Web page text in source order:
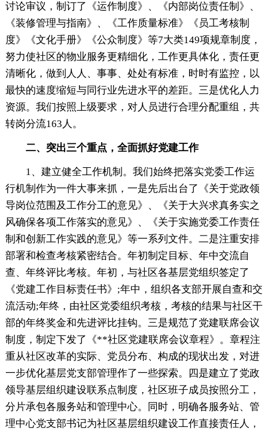
讨论审议，制订了《运作制度》、《内部岗位责任制》、
《装修管理与指南》、《工作质量标准》《员工考核制
度》《文化手册》《公众制度》等7大类149项规章制度，
努力使社区的物业服务更精细化，工作更具体化，责任更
清晰化，做到人人、事事、处处有标准，时时有监控，以
最快的速度缩短与同行业先进水平的差距。三是优化人力
资源。我们按照上级要求，对人员进行合理分配重组，共
转岗分流163人。
二、突出三个重点，全面抓好党建工作
1、建立健全工作机制。我们始终把落实党委工作运
行机制作为一件大事来抓，一是先后出台了《关于党政领
导岗位范围及工作分工的意见》、《关于大兴求真务实之
风确保各项工作落实的意见》、《关于实施党委工作责任
制和创新工作实践的意见》等一系列文件。二是注重安排
部署和检查考核紧密结合。年初制定目标、年中交流自
查、年终评比考核。年初，与社区各基层党组织签定了
《党建工作目标责任书》;年中，组织各支部开展自查和交
流活动;年终，由社区党委组织考核，考核的结果与社区干
部的年终奖金和先进评比挂钩。三是规范了党建联席会议
制度，制定下发了《**社区党建联席会议章程》。章程注
重从社区改革的实际、党员分布、构成的现状出发，对进
一步优化基层党支部管理作了一些探索。四是建立了党政
领导基层组织建设联系点制度，社区班子成员按照分工，
分片承包各服务站和管理中心。同时，明确各服务站、管
理中心党支部书记为社区基层组织建设工作直接责任人，